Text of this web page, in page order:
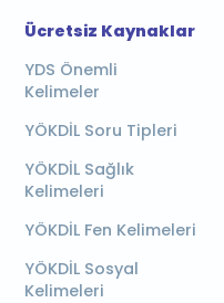
Ücretsiz Kaynaklar
YDS Önemli
Kelimeler
YÖKDİL Soru Tipleri
YÖKDİL Sağlık
Kelimeleri
YÖKDİL Fen Kelimeleri
YÖKDİL Sosyal
Kelimeleri